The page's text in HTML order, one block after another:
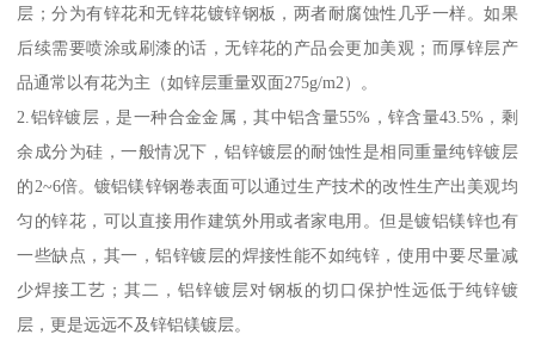
层；分为有锌花和无锌花镀锌钢板，两者耐腐蚀性几乎一样。如果
后续需要喷涂或刷漆的话，无锌花的产品会更加美观；而厚锌层产
品通常以有花为主（如锌层重量双面275g/m2）。
2.铝锌镀层，是一种合金金属，其中铝含量55%，锌含量43.5%，剩
余成分为硅，一般情况下，铝锌镀层的耐蚀性是相同重量纯锌镀层
的2~6倍。镀铝镁锌钢卷表面可以通过生产技术的改性生产出美观均
匀的锌花，可以直接用作建筑外用或者家电用。但是镀铝镁锌也有
一些缺点，其一，铝锌镀层的焊接性能不如纯锌，使用中要尽量减
少焊接工艺；其二，铝锌镀层对钢板的切口保护性远低于纯锌镀
层，更是远远不及锌铝镁镀层。